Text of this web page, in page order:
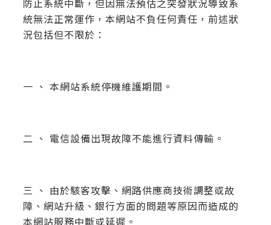
防止系統中斷，但因無法預估之突發狀況導致系
統無法正常運作，本網站不負任何責任，前述狀
況包括但不限於：
一 、 本網站系統停機維護期間。
二 、 電信設備出現故障不能進行資料傳輸。
三 、 由於駭客攻擊、網路供應商技術調整或故
障、網站升級、銀行方面的問題等原因而造成的
本網站服務中斷或延遲。